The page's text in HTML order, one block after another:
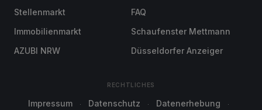
Stellenmarkt
Immobilienmarkt
AZUBI NRW
FAQ
Schaufenster Mettmann
Düsseldorfer Anzeiger
RECHTLICHES
Impressum Datenschutz Datenerhebung